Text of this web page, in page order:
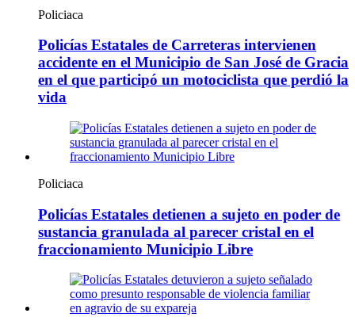
Policiaca
Policías Estatales de Carreteras intervienen
accidente en el Municipio de San José de Gracia
en el que participó un motociclista que perdió la
vida
Policiaca
Policías Estatales detienen a sujeto en poder de
sustancia granulada al parecer cristal en el
fraccionamiento Municipio Libre